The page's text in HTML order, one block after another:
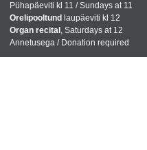
Pühapäeviti kl 11 / Sundays at 11
Orelipooltund laupäeviti kl 12
Organ recital , Saturdays at 12
Annetusega / Donation required